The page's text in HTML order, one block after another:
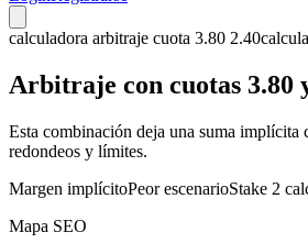
calculadora arbitraje cuota 3.80 2.40
Arbitraje con cuotas 3.80
Esta combinación deja una suma implícita
redondeos y límites.
Margen implícitoPeor escenarioStake 2
Mapa SEO